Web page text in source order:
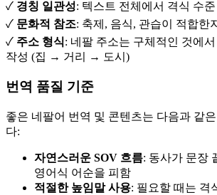
✓ 경칭 일관성: 텍스트 전체에서 격식 수준
✓ 문화적 참조: 축제, 음식, 관습이 적합한
✓ 주소 형식: 네팔 주소는 구체적인 것에
작성 (집 → 거리 → 도시)
번역 품질 기준
좋은 네팔어 번역 및 콘텐츠는 다음과 같
다:
자연스러운 SOV 흐름: 동사가 문장
영어식 어순을 피함
적절한 높임말 사용: 필요할 때는 격